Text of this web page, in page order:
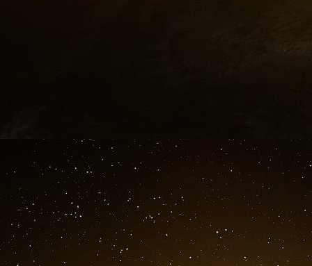
tombés sous le charme de la jeune officier de
Cette confusion du cœur et des armes a
de l’enchevêtrement des intérêts privés et
est ouvert à la chancelière fédérale
atlantiques de monsieur Enders pour que
régalienne de ses responsabilités. Par
moindre recommandation à Jean-Louis